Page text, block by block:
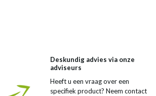
Deskundig advies via onze
adviseurs
Heeft u een vraag over een
specifiek product? Neem contact